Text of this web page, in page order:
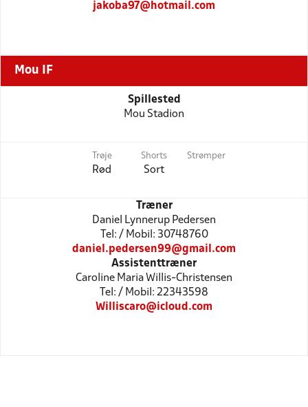
jakoba97@hotmail.com
Mou IF
Spillested
Mou Stadion
Trøje
Rød
Shorts
Sort
Strømper
Træner
Daniel Lynnerup Pedersen
Tel: / Mobil: 30748760
daniel.pedersen99@gmail.com
Assistenttræner
Caroline Maria Willis-Christensen
Tel: / Mobil: 22343598
Williscaro@icloud.com